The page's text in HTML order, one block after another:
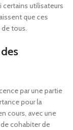
certains utilisateurs
que ces
tous.
par une partie
pour la
cours, avec une
cohabiter de